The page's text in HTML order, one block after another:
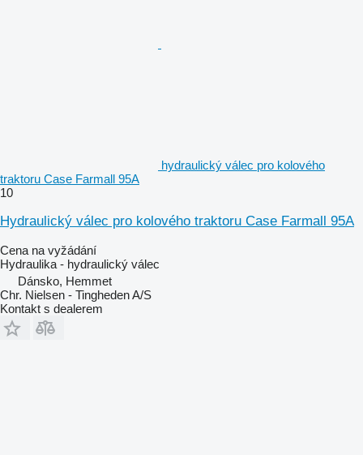
hydraulický válec pro kolového
traktoru Case Farmall 95A
10
Hydraulický válec pro kolového traktoru Case Farmall 95A
Cena na vyžádání
Hydraulika - hydraulický válec
Dánsko, Hemmet
Chr. Nielsen - Tingheden A/S
Kontakt s dealerem